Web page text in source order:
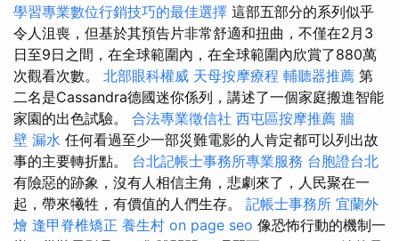
學習專業數位行銷技巧的最佳選擇 這部五部分的系列似乎
令人沮喪，但基於其預告片非常舒適和扭曲，不僅在2月3
日至9日之間，在全球範圍內，在全球範圍內欣賞了880萬
次觀看次數。 北部眼科權威 天母按摩療程 輔聽器推薦 第
二名是Cassandra德國迷你係列，講述了一個家庭搬進智能
家園的出色試驗。 合法專業徵信社 西屯區按摩推薦 牆
壁 漏水 任何看過至少一部災難電影的人肯定都可以列出故
事的主要轉折點。 台北記帳士事務所專業服務 台胞證台北
有險惡的跡象，沒有人相信主角，悲劇來了，人民聚在一
起，帶來犧牲，有價值的人們生存。 記帳士事務所 宜蘭外
燴 逢甲脊椎矯正 養生村 on page seo 像恐怖行動的機制一